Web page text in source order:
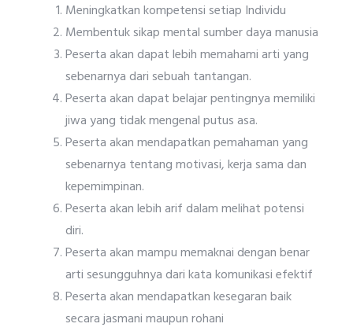
Meningkatkan kompetensi setiap Individu
Membentuk sikap mental sumber daya manusia
Peserta akan dapat lebih memahami arti yang
sebenarnya dari sebuah tantangan.
Peserta akan dapat belajar pentingnya memiliki
jiwa yang tidak mengenal putus asa.
Peserta akan mendapatkan pemahaman yang
sebenarnya tentang motivasi, kerja sama dan
kepemimpinan.
Peserta akan lebih arif dalam melihat potensi
diri.
Peserta akan mampu memaknai dengan benar
arti sesungguhnya dari kata komunikasi efektif
Peserta akan mendapatkan kesegaran baik
secara jasmani maupun rohani